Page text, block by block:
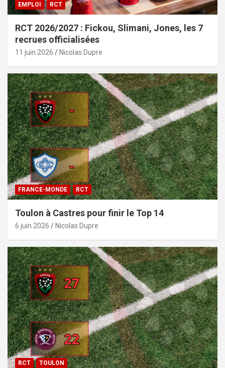
EMPLOI RCT
RCT 2026/2027 : Fickou, Slimani, Jones, les 7
recrues officialisées
11 juin 2026 Nicolas Dupre
FRANCE-MONDE RCT
Toulon à Castres pour finir le Top 14
6 juin 2026 Nicolas Dupre
RCT TOULON